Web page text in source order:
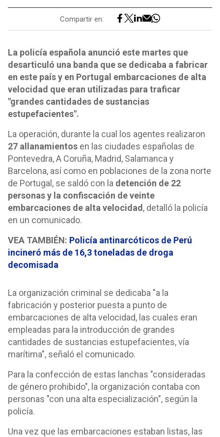
Compartir en:
La policía española anunció este martes que
desarticuló una banda que se dedicaba a fabricar
en este país y en Portugal embarcaciones de alta
velocidad que eran utilizadas para traficar
"grandes cantidades de sustancias
estupefacientes".
La operación, durante la cual los agentes realizaron
27 allanamientos en las ciudades españolas de
Pontevedra, A Coruña, Madrid, Salamanca y
Barcelona, así como en poblaciones de la zona norte
de Portugal, se saldó con la detención de 22
personas y la confiscación de veinte
embarcaciones de alta velocidad , detalló la policía
en un comunicado.
VEA TAMBIÉN: Policía antinarcóticos de Perú
incineró más de 16,3 toneladas de droga
decomisada
La organización criminal se dedicaba "a la
fabricación y posterior puesta a punto de
embarcaciones de alta velocidad, las cuales eran
empleadas para la introducción de grandes
cantidades de sustancias estupefacientes, vía
marítima", señaló el comunicado.
Para la confección de estas lanchas "consideradas
de género prohibido", la organización contaba con
personas "con una alta especialización", según la
policía.
Una vez que las embarcaciones estaban listas, las